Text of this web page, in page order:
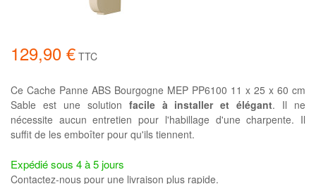
129,90 € TTC
Ce Cache Panne ABS Bourgogne MEP PP6100 11 x 25 x 60 cm
Sable est une solution facile à installer et élégant. Il ne
nécessite aucun entretien pour l'habillage d'une charpente. Il
suffit de les emboîter pour qu'ils tiennent.
Expédié sous 4 à 5 jours
Contactez-nous pour une livraison plus rapide.